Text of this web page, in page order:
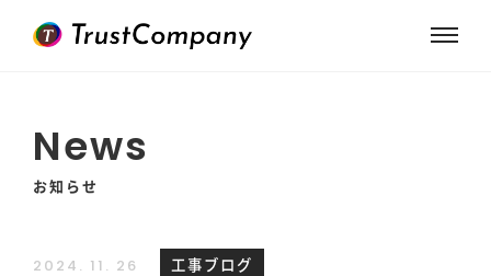
News
お知らせ
2024. 11. 26 工事ブログ